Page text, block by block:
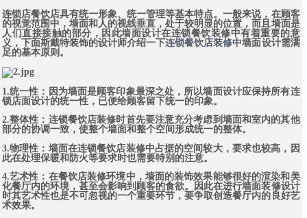
连锁店餐饮店具有统一形象、统一管理等基本特点。一般来说，在顾客
的视觉范围中，墙面和人的视线垂直，处于较明显的位置，而且墙面是
人们直接接触的部分，因此墙面设计在连锁餐饮装修中有着重要的意
义，下面斯戴特装饰的设计师介绍一下连锁餐饮店装修中墙面设计需满
足的基本原则。
1.统一性：因为墙面是顾客印象最深之处，所以墙面设计应保持所有连
锁店面设计的统一性，已便给顾客留下统一的印象。
2.整体性：连锁餐饮店装修时首先要注意充分考虑到墙面和室内的其他
部分的协调一致，使整个墙面和整个空间形成统一的整体。
3.物理性：墙面在连锁餐饮店装修中占据的空间较大，要求也较高，因
此在处理保暖和防火等要求时也需要特别的注意。
4.艺术性：在餐饮店装修环境中，墙面的装饰效果能够很好的渲染和美
化餐厅内的环境，甚至会影响到顾客的食欲。因此在进行墙面装修设计
时其艺术性也是不可忽视的一个重要环节，要争取创造餐厅内的良好艺
术效果。